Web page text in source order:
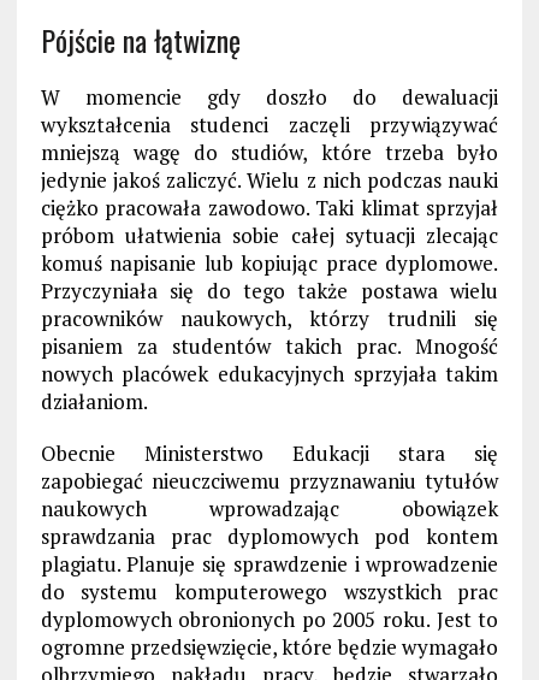
Pójście na łątwiznę
W momencie gdy doszło do dewaluacji
wykształcenia studenci zaczęli przywiązywać
mniejszą wagę do studiów, które trzeba było
jedynie jakoś zaliczyć. Wielu z nich podczas nauki
ciężko pracowała zawodowo. Taki klimat sprzyjał
próbom ułatwienia sobie całej sytuacji zlecając
komuś napisanie lub kopiując prace dyplomowe.
Przyczyniała się do tego także postawa wielu
pracowników naukowych, którzy trudnili się
pisaniem za studentów takich prac. Mnogość
nowych placówek edukacyjnych sprzyjała takim
działaniom.
Obecnie Ministerstwo Edukacji stara się
zapobiegać nieuczciwemu przyznawaniu tytułów
naukowych wprowadzając obowiązek
sprawdzania prac dyplomowych pod kontem
plagiatu. Planuje się sprawdzenie i wprowadzenie
do systemu komputerowego wszystkich prac
dyplomowych obronionych po 2005 roku. Jest to
ogromne przedsięwzięcie, które będzie wymagało